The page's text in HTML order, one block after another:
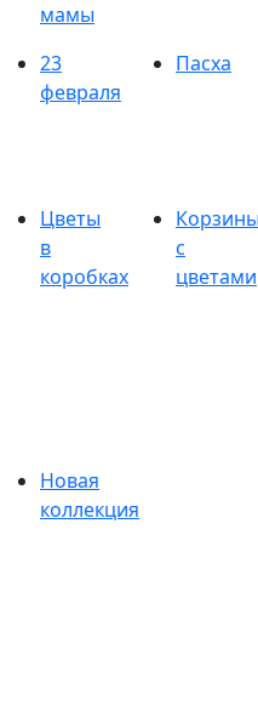
мамы
23
февраля
Пасха
Цветы
в
коробках
с
цветами
Новая
коллекция